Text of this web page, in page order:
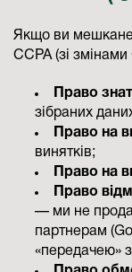
Якщо ви
CCPA (зі
Право
зібраних
Право на
винятків;
Право на
Право
— ми не
партнерам
«передачею»